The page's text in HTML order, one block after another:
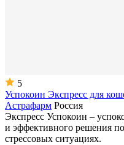
5
Успокоин Экспресс для
Астрафарм Россия
Экспресс Успокоин –
и эффективного решения
стрессовых ситуациях.